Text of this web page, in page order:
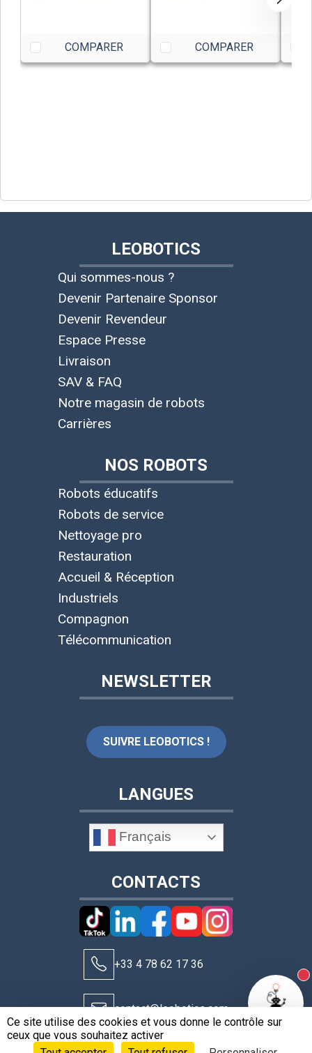
COMPARER COMPARER
LEOBOTICS
Qui sommes-nous ?
Devenir Partenaire Sponsor
Devenir Revendeur
Espace Presse
Livraison
SAV & FAQ
Notre magasin de robots
Carrières
NOS ROBOTS
Robots éducatifs
Robots de service
Nettoyage pro
Restauration
Accueil & Réception
Industriels
Compagnon
Télécommunication
NEWSLETTER
SUIVRE LEOBOTICS !
LANGUES
Français
CONTACTS
+33 4 78 62 17 36
contact@leobotics.com
Ce site utilise des cookies et vous donne le contrôle sur
ceux que vous souhaitez activer